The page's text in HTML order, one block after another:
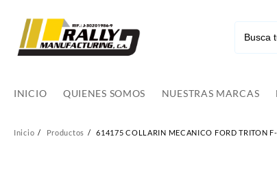
contenido
INICIO QUIENES SOMOS NUESTRAS MARCAS
Inicio Productos 614175 COLLARIN MECANICO FORD TRITON